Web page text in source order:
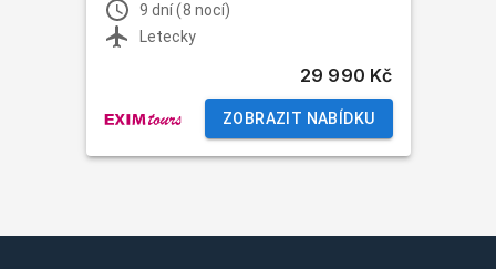
9 dní (8 nocí)
Letecky
29 990 Kč
ZOBRAZIT NABÍDKU